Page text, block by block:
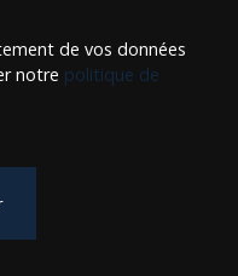
de vos données
notre politique de